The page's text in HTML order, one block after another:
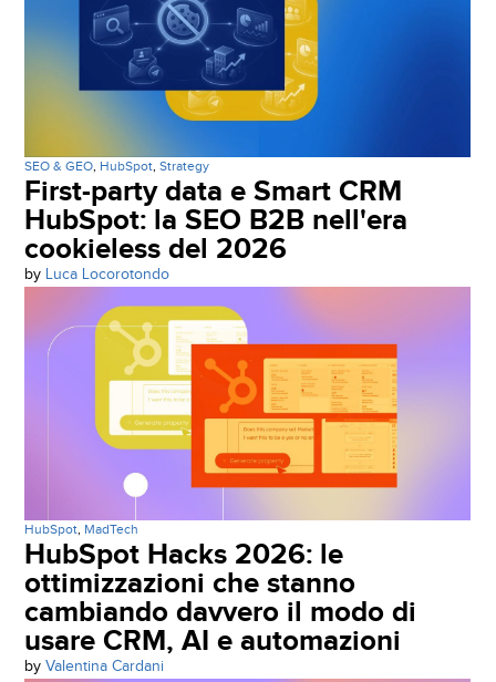
SEO & GEO, HubSpot,Strategy
First-party data e Smart CRM
HubSpot: la SEO B2B nell'era
cookieless del 2026
by Luca Locorotondo
HubSpot, MadTech
HubSpot Hacks 2026: le
ottimizzazioni che stanno
cambiando davvero il modo di
usare CRM, AI e automazioni
byValentina Cardani